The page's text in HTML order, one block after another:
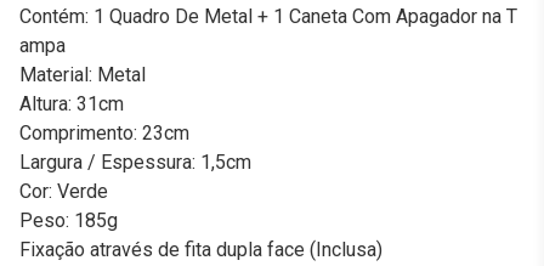
Contém: 1 Quadro De Metal + 1 Caneta Com Apagador na T
ampa
Material: Metal
Altura: 31cm
Comprimento: 23cm
Largura / Espessura: 1,5cm
Cor: Verde
Peso: 185g
Fixação através de fita dupla face (Inclusa)